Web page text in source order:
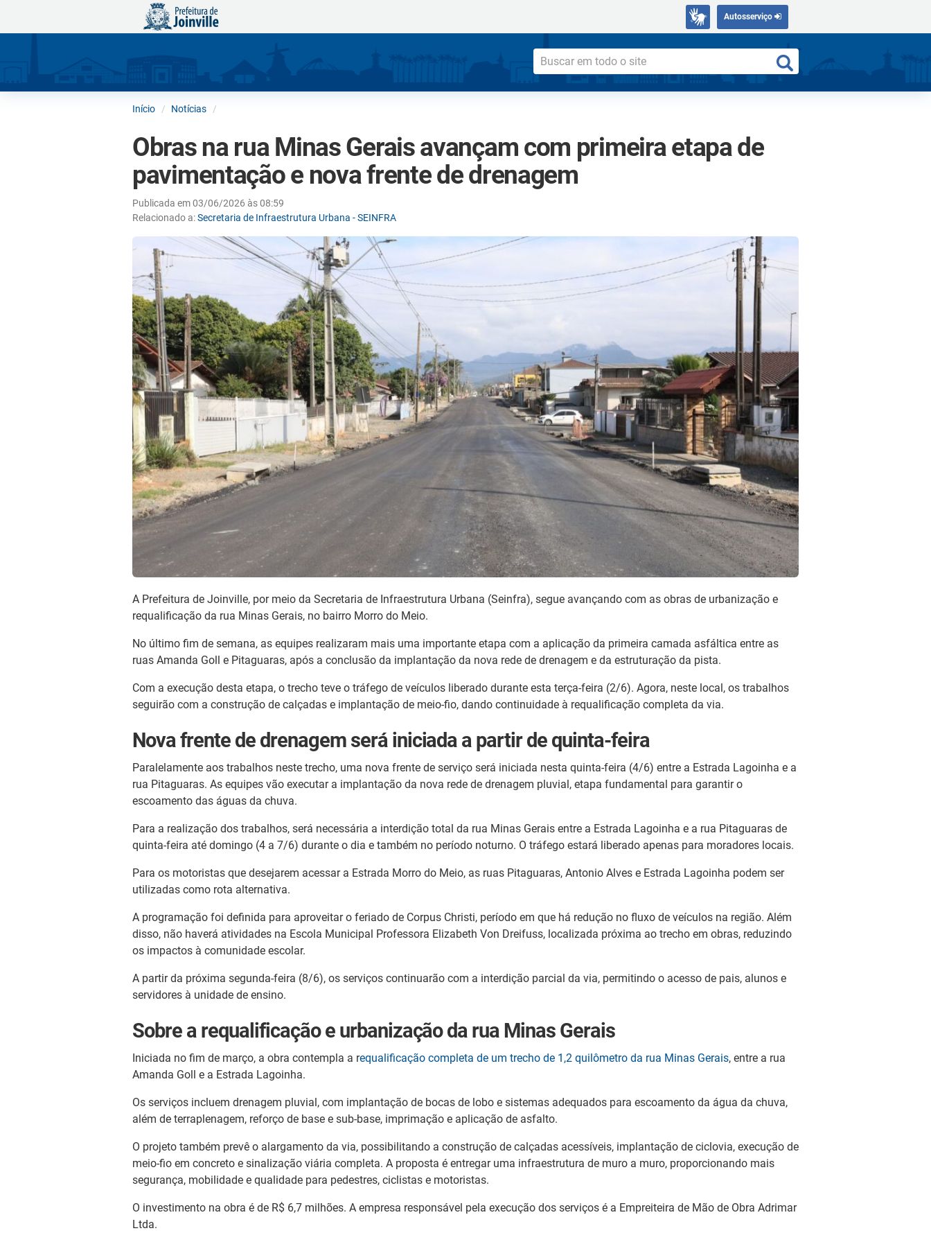
Autosserviço
Início Notícias
Obras na rua Minas Gerais avançam com primeira etapa de
pavimentação e nova frente de drenagem
Publicada em 03/06/2026 às 08:59
Relacionado a:Secretaria de Infraestrutura Urbana - SEINFRA
A Prefeitura de Joinville, por meio da Secretaria de Infraestrutura Urbana (Seinfra), segue avançando com as obras de urbanização e
requalificação da rua Minas Gerais, no bairro Morro do Meio.
No último fim de semana, as equipes realizaram mais uma importante etapa com a aplicação da primeira camada asfáltica entre as
ruas Amanda Goll e Pitaguaras, após a conclusão da implantação da nova rede de drenagem e da estruturação da pista.
Com a execução desta etapa, o trecho teve o tráfego de veículos liberado durante esta terça-feira (2/6). Agora, neste local, os trabalhos
seguirão com a construção de calçadas e implantação de meio-fio, dando continuidade à requalificação completa da via.
Nova frente de drenagem será iniciada a partir de quinta-feira
Paralelamente aos trabalhos neste trecho, uma nova frente de serviço será iniciada nesta quinta-feira (4/6) entre a Estrada Lagoinha e a
rua Pitaguaras. As equipes vão executar a implantação da nova rede de drenagem pluvial, etapa fundamental para garantir o
escoamento das águas da chuva.
Para a realização dos trabalhos, será necessária a interdição total da rua Minas Gerais entre a Estrada Lagoinha e a rua Pitaguaras de
quinta-feira até domingo (4 a 7/6) durante o dia e também no período noturno. O tráfego estará liberado apenas para moradores locais.
Para os motoristas que desejarem acessar a Estrada Morro do Meio, as ruas Pitaguaras, Antonio Alves e Estrada Lagoinha podem ser
utilizadas como rota alternativa.
A programação foi definida para aproveitar o feriado de Corpus Christi, período em que há redução no fluxo de veículos na região. Além
disso, não haverá atividades na Escola Municipal Professora Elizabeth Von Dreifuss, localizada próxima ao trecho em obras, reduzindo
os impactos à comunidade escolar.
A partir da próxima segunda-feira (8/6), os serviços continuarão com a interdição parcial da via, permitindo o acesso de pais, alunos e
servidores à unidade de ensino.
Sobre a requalificação e urbanização da rua Minas Gerais
Iniciada no fim de março, a obra contempla a requalificação completa de um trecho de 1,2 quilômetro da rua Minas Gerais, entre a rua
Amanda Goll e a Estrada Lagoinha.
Os serviços incluem drenagem pluvial, com implantação de bocas de lobo e sistemas adequados para escoamento da água da chuva,
além de terraplenagem, reforço de base e sub-base, imprimação e aplicação de asfalto.
O projeto também prevê o alargamento da via, possibilitando a construção de calçadas acessíveis, implantação de ciclovia, execução de
meio-fio em concreto e sinalização viária completa. A proposta é entregar uma infraestrutura de muro a muro, proporcionando mais
segurança, mobilidade e qualidade para pedestres, ciclistas e motoristas.
O investimento na obra é de R$ 6,7 milhões. A empresa responsável pela execução dos serviços é a Empreiteira de Mão de Obra Adrimar
Ltda.